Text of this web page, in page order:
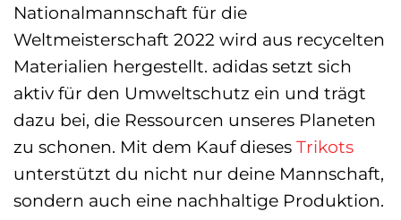
Nationalmannschaft für die
Weltmeisterschaft 2022 wird aus recycelten
Materialien hergestellt. adidas setzt sich
aktiv für den Umweltschutz ein und trägt
dazu bei, die Ressourcen unseres Planeten
zu schonen. Mit dem Kauf dieses Trikots
unterstützt du nicht nur deine Mannschaft,
sondern auch eine nachhaltige Produktion.